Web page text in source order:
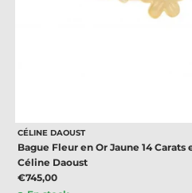
CÉLINE DAOUST
Bague Fleur en Or Jaune 14 Carats
Céline Daoust
€745,00